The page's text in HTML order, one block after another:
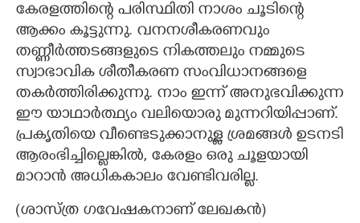
കേരളത്തിന്റെ പരിസ്ഥിതി നാശം ചൂടിന്റെ
ആക്കം കൂട്ടുന്നു. വനനശീകരണവും
തണ്ണീർത്തടങ്ങളുടെ നികത്തലും നമ്മുടെ
സ്വാഭാവിക ശീതീകരണ സംവിധാനങ്ങളെ
തകർത്തിരിക്കുന്നു. നാം ഇന്ന് അനുഭവിക്കുന്ന
ഈ യാഥാർത്ഥ്യം വലിയൊരു മുന്നറിയിപ്പാണ്.
പ്രകൃതിയെ വീണ്ടെടുക്കാനുള്ള ശ്രമങ്ങൾ ഉടനടി
ആരംഭിച്ചില്ലെങ്കിൽ, കേരളം ഒരു ചൂളയായി
മാറാൻ അധികകാലം വേണ്ടിവരില്ല.
(ശാസ്ത്ര ഗവേഷകനാണ് ലേഖകൻ)